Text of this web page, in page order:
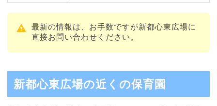
最新の情報は、お手数ですが新都心東広場に
直接お問い合わせください。
新都心東広場の近くの保育園